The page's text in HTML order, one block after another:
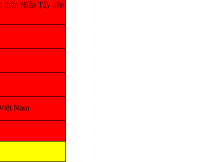
thôn Hiền Tây liên
Nam